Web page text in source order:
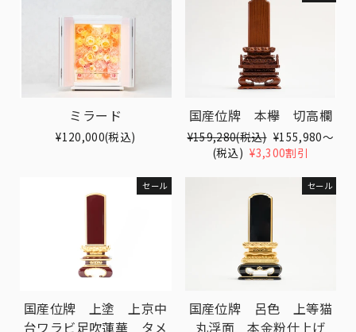
ミラード
¥120,000(税込)
国産位牌 本欅 切高欄
Translation
missing:
¥159,280(税込) Translation
missing:
¥155,980〜
(税込) ¥3,300割引
セール
国産位牌 上塗 上京中
台ワラビ足吹蓮華 タメ
セール
国産位牌 呂色 上等猫
丸浮面 本金粉仕上げ